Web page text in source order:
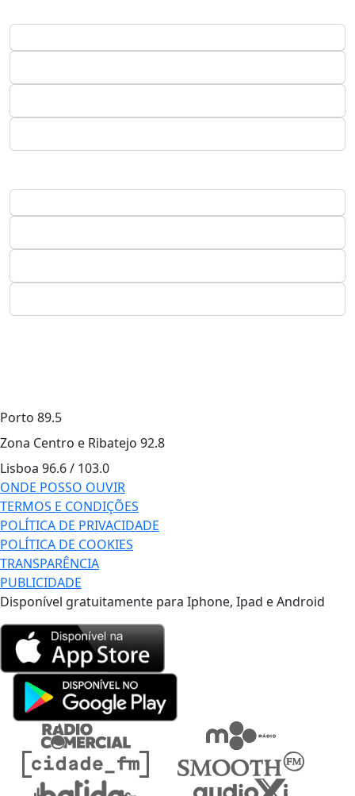
Porto 89.5
Zona Centro e Ribatejo 92.8
Lisboa 96.6 / 103.0
ONDE POSSO OUVIR
TERMOS E CONDIÇÕES
POLÍTICA DE PRIVACIDADE
POLÍTICA DE COOKIES
TRANSPARÊNCIA
PUBLICIDADE
Disponível gratuitamente para Iphone, Ipad e Android